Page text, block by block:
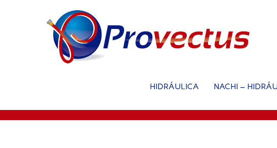
HIDRÁULICA NACHI –